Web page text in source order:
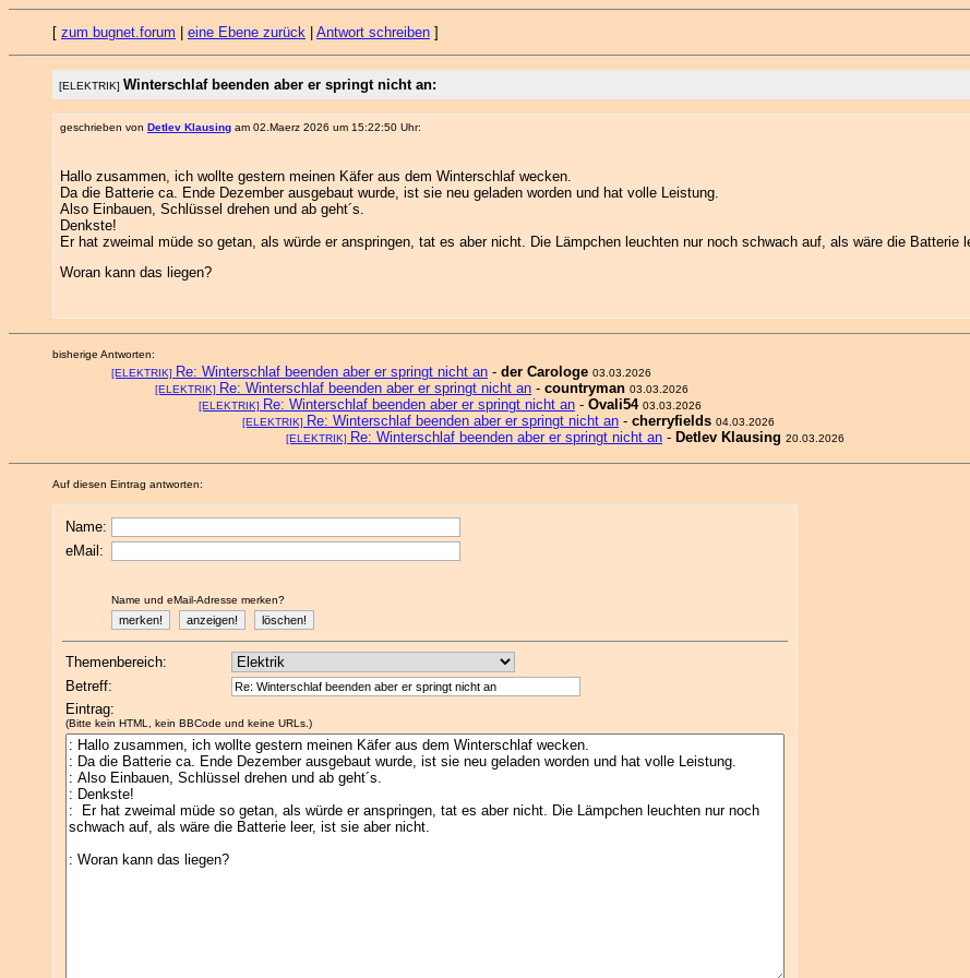
[ zum bugnet.forum eine Ebene zurück Antwort schreiben ]
[ELEKTRIK] Winterschlaf beenden aber er springt nicht an:
geschrieben von Detlev Klausing am 02.Maerz 2026 um 15:22:50 Uhr:
Hallo zusammen, ich wollte gestern meinen Käfer aus dem Winterschlaf wecken.
Da die Batterie ca. Ende Dezember ausgebaut wurde, ist sie neu geladen worden und hat volle Leistung.
Also Einbauen, Schlüssel drehen und ab geht´s.
Denkste!
Er hat zweimal müde so getan, als würde er anspringen, tat es aber nicht. Die Lämpchen leuchten nur noch schwach auf, als wäre die Batterie
Woran kann das liegen?
bisherige Antworten:
[ELEKTRIK] Re: Winterschlaf beenden aber er springt nicht an - der Carologe 03.03.2026
[ELEKTRIK] Re: Winterschlaf beenden aber er springt nicht an - countryman 03.03.2026
[ELEKTRIK] Re: Winterschlaf beenden aber er springt nicht an - Ovali54 03.03.2026
[ELEKTRIK] Re: Winterschlaf beenden aber er springt nicht an - cherryfields 04.03.2026
[ELEKTRIK] Re: Winterschlaf beenden aber er springt nicht an - Detlev Klausing 20.03.2026
Auf diesen Eintrag antworten:
Name:
eMail:
Name und eMail-Adresse merken?
Themenbereich:
Betreff:
Eintrag:
(Bitte kein HTML, kein BBCode und keine URLs.)